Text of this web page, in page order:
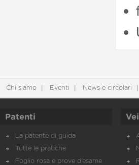
Chi siamo Eventi News e circolari
Patenti
La patente di guida
Tutte le pratiche
Foglio rosa e prove d’esame